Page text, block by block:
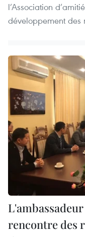
l’Association
développement des
rencontre des